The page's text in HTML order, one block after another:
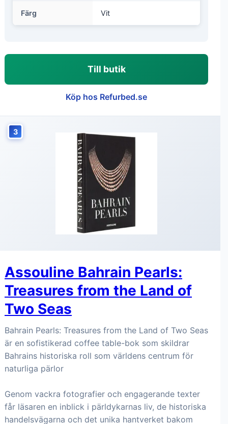
Färg Vit
Till butik
Köp hos Refurbed.se
3
Assouline Bahrain Pearls:
Treasures from the Land of
Two Seas
Bahrain Pearls: Treasures from the Land of Two Seas
är en sofistikerad coffee table-bok som skildrar
Bahrains historiska roll som världens centrum för
naturliga pärlor
Genom vackra fotografier och engagerande texter
får läsaren en inblick i pärldykarnas liv, de historiska
handelsvägarna och det unika hantverket bakom